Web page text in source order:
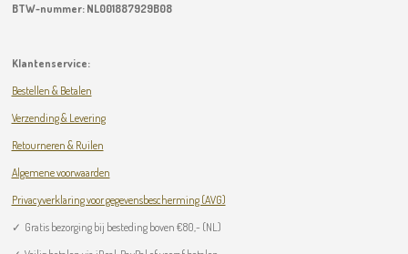
BTW-nummer: NL001887929B08
Klantenservice:
Bestellen & Betalen
Verzending & Levering
Retourneren & Ruilen
Algemene voorwaarden
Privacyverklaring voor gegevensbescherming (AVG)
✓ Gratis bezorging bij besteding boven €80,- (NL)